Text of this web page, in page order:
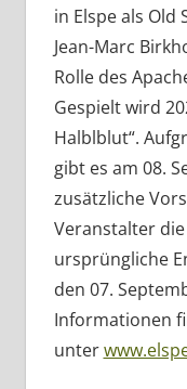
in Elspe als
Jean-Marc
Rolle des
Gespielt wird
Halblblut“.
gibt es am 08.
zusätzliche
Veranstalter die
ursprüngliche
den 07.
Informationen
unter